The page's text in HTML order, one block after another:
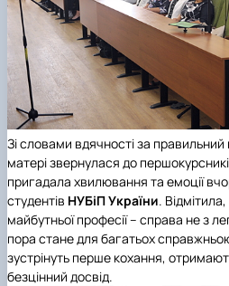
Зі словами вдячності за правильний
матері звернулася до
пригадала хвилювання та емоції
студентів НУБіП України.
майбутньої професії – справа не з
пора стане для багатьох
зустрінуть перше кохання,
безцінний досвід.